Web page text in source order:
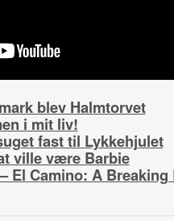
blev Halmtorvet
i mit liv!
fast til Lykkehjulet
ville være Barbie
El Camino: A Breaking